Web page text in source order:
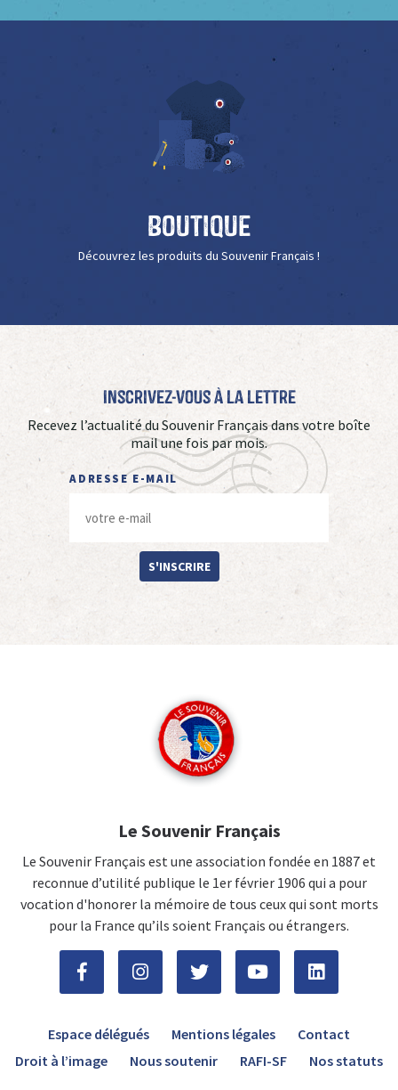
Boutique
Découvrez les produits du Souvenir Français !
Inscrivez-vous à La Lettre
Recevez l’actualité du Souvenir Français dans votre boîte
mail une fois par mois.
ADRESSE E-MAIL
S'INSCRIRE
Le Souvenir Français
Le Souvenir Français est une association fondée en 1887 et
reconnue d’utilité publique le 1er février 1906 qui a pour
vocation d'honorer la mémoire de tous ceux qui sont morts
pour la France qu’ils soient Français ou étrangers.
Espace délégués Mentions légales
Contact
Droit à l’image
Nous soutenir RAFI-SF Nos statuts